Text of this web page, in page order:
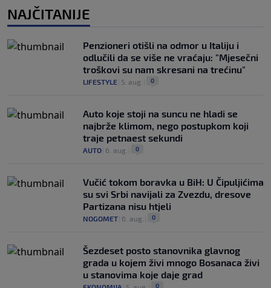
NAJČITANIJE
Penzioneri otišli na odmor u Italiju i
odlučili da se više ne vraćaju: "Mjesečni
troškovi su nam skresani na trećinu"
LIFESTYLE 5. aug. 0
Auto koje stoji na suncu ne hladi se
najbrže klimom, nego postupkom koji
traje petnaest sekundi
AUTO 6. aug. 0
Vučić tokom boravka u BiH: U Čipuljićima
su svi Srbi navijali za Zvezdu, dresove
Partizana nisu htjeli
NOGOMET 6. aug. 0
Šezdeset posto stanovnika glavnog
grada u kojem živi mnogo Bosanaca živi
u stanovima koje daje grad
0